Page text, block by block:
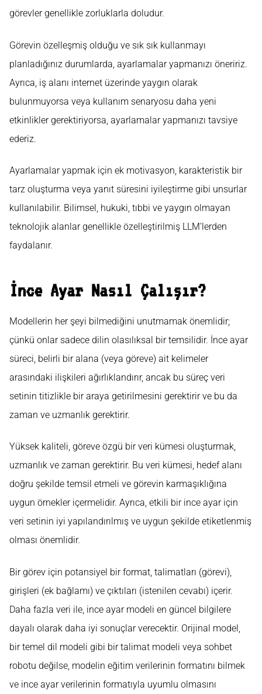
görevler genellikle zorluklarla doludur.
Görevin özelleşmiş olduğu ve sık sık kullanmayı
planladığınız durumlarda, ayarlamalar yapmanızı öneririz.
Ayrıca, iş alanı internet üzerinde yaygın olarak
bulunmuyorsa veya kullanım senaryosu daha yeni
etkinlikler gerektiriyorsa, ayarlamalar yapmanızı tavsiye
ederiz.
Ayarlamalar yapmak için ek motivasyon, karakteristik bir
tarz oluşturma veya yanıt süresini iyileştirme gibi unsurlar
kullanılabilir. Bilimsel, hukuki, tıbbi ve yaygın olmayan
teknolojik alanlar genellikle özelleştirilmiş LLM’lerden
faydalanır.
İnce Ayar Nasıl Çalışır?
Modellerin her şeyi bilmediğini unutmamak önemlidir;
çünkü onlar sadece dilin olasılıksal bir temsilidir. İnce ayar
süreci, belirli bir alana (veya göreve) ait kelimeler
arasındaki ilişkileri ağırlıklandırır, ancak bu süreç veri
setinin titizlikle bir araya getirilmesini gerektirir ve bu da
zaman ve uzmanlık gerektirir.
Yüksek kaliteli, göreve özgü bir veri kümesi oluşturmak,
uzmanlık ve zaman gerektirir. Bu veri kümesi, hedef alanı
doğru şekilde temsil etmeli ve görevin karmaşıklığına
uygun örnekler içermelidir. Ayrıca, etkili bir ince ayar için
veri setinin iyi yapılandırılmış ve uygun şekilde etiketlenmiş
olması önemlidir.
Bir görev için potansiyel bir format, talimatları (görevi),
girişleri (ek bağlamı) ve çıktıları (istenilen cevabı) içerir.
Daha fazla veri ile, ince ayar modeli en güncel bilgilere
dayalı olarak daha iyi sonuçlar verecektir. Orijinal model,
bir temel dil modeli gibi bir talimat modeli veya sohbet
robotu değilse, modelin eğitim verilerinin formatını bilmek
ve ince ayar verilerinin formatıyla uyumlu olmasını